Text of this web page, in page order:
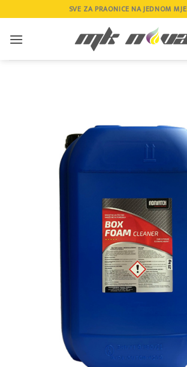
to
content
SVE ZA PRAONICE NA JEDNOM